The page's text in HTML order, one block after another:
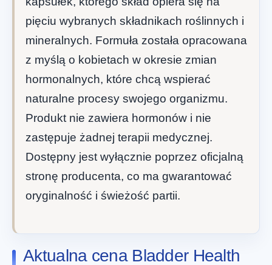
pięciu wybranych składnikach roślinnych i
mineralnych. Formuła została opracowana
z myślą o kobietach w okresie zmian
hormonalnych, które chcą wspierać
naturalne procesy swojego organizmu.
Produkt nie zawiera hormonów i nie
zastępuje żadnej terapii medycznej.
Dostępny jest wyłącznie poprzez oficjalną
stronę producenta, co ma gwarantować
oryginalność i świeżość partii.
Aktualna cena Bladder Health